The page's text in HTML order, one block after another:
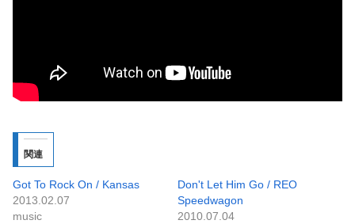
関連
Got To Rock On / Kansas
2013.02.07
music
Don't Let Him Go / REO
Speedwagon
2010.07.04